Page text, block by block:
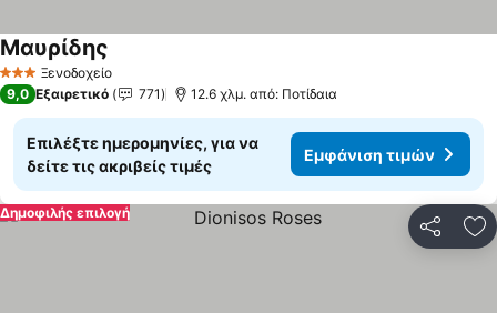
3 ΑστέριαΞενοδοχείο
Mαυρίδης
9,0 Εξαιρετικό 771 12.6 χλμ. από: Ποτίδαια
Επιλέξτε ημερομηνίες, για να
δείτε τις ακριβείς τιμές
Εμφάνιση τιμών
Δημοφιλής επιλογή